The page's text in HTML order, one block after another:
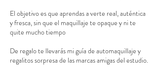
El objetivo es que aprendas a verte real, auténtica
y fresca, sin que el maquillaje te opaque y ni te
quite mucho tiempo
De regalo te llevarás mi guía de automaquillaje y
regalitos sorpresa de las marcas amigas del estudio.